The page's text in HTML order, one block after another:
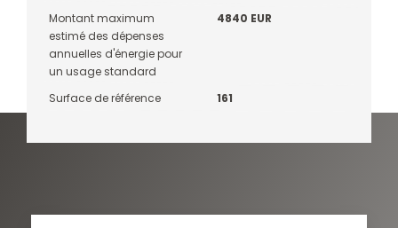
Montant maximum
estimé des dépenses
annuelles d'énergie pour
un usage standard
4840 EUR
Surface de référence 161